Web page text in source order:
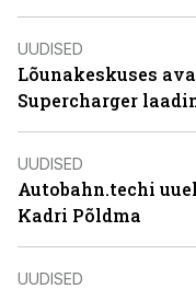
UUDISED
Lõunakeskuses
Supercharger
UUDISED
Autobahn.techi
Kadri Põldma
UUDISED